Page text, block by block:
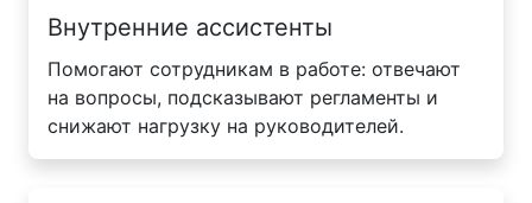
Внутренние ассистенты
Помогают сотрудникам в работе: отвечают
на вопросы, подсказывают регламенты и
снижают нагрузку на руководителей.